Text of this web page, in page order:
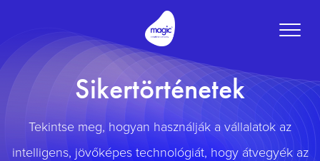
Toggle
Sikertörténetek
Tekintse meg, hogyan használják a vállalatok az
intelligens, jövőképes technológiát, hogy átvegyék az